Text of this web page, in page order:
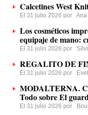
Calcetines West
El 31 julio 2026 por Ana
Los cosméticos
equipaje de mano:
El 31 julio 2026 por
REGALITO DE
El 31 julio 2026 por
MODALTERNA.
Todo sobre El
El 31 julio 2026 por